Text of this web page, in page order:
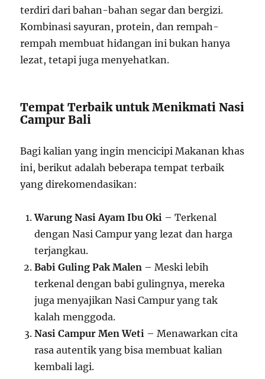
terdiri dari bahan-bahan segar dan bergizi.
Kombinasi sayuran, protein, dan rempah-
rempah membuat hidangan ini bukan hanya
lezat, tetapi juga menyehatkan.
Tempat Terbaik untuk Menikmati Nasi
Campur Bali
Bagi kalian yang ingin mencicipi Makanan khas
ini, berikut adalah beberapa tempat terbaik
yang direkomendasikan:
Warung Nasi Ayam Ibu Oki – Terkenal
dengan Nasi Campur yang lezat dan harga
terjangkau.
Babi Guling Pak Malen – Meski lebih
terkenal dengan babi gulingnya, mereka
juga menyajikan Nasi Campur yang tak
kalah menggoda.
Nasi Campur Men Weti – Menawarkan cita
rasa autentik yang bisa membuat kalian
kembali lagi.